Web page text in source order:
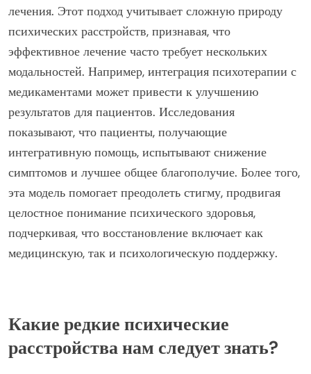
лечения. Этот подход учитывает сложную природу
психических расстройств, признавая, что
эффективное лечение часто требует нескольких
модальностей. Например, интеграция психотерапии с
медикаментами может привести к улучшению
результатов для пациентов. Исследования
показывают, что пациенты, получающие
интегративную помощь, испытывают снижение
симптомов и лучшее общее благополучие. Более того,
эта модель помогает преодолеть стигму, продвигая
целостное понимание психического здоровья,
подчеркивая, что восстановление включает как
медицинскую, так и психологическую поддержку.